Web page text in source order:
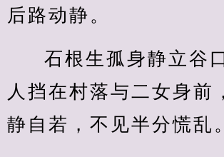
后路动静。
石根生孤身静立谷
人挡在村落与二女身前
静自若，不见半分慌乱。